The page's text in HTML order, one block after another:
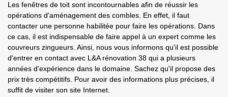
Les fenêtres de toit sont incontournables afin de réussir les
opérations d'aménagement des combles. En effet, il faut
contacter une personne habilitée pour faire les opérations. Dans
ce cas, il est indispensable de faire appel à un expert comme les
couvreurs zingueurs. Ainsi, nous vous informons qu'il est possible
d'entrer en contact avec L&A rénovation 38 qui a plusieurs
années d'expérience dans le domaine. Sachez qu'il propose des
prix très compétitifs. Pour avoir des informations plus précises, il
suffit de visiter son site Internet.